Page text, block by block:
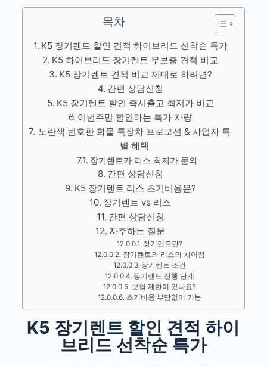
목차
K5 장기렌트 할인 견적 하이브리드 선착순 특가
K5 하이브리드 장기렌트 무보증 견적 비교
K5 장기렌트 견적 비교 제대로 하려면?
간편 상담신청
K5 장기렌트 할인 즉시출고 최저가 비교
이번주만 할인하는 특가 차량
노란색 번호판 화물 특장차 프로모션 & 사업자 특
별 혜택
장기렌트카 리스 최저가 문의
간편 상담신청
K5 장기렌트 리스 초기비용은?
장기렌트 vs 리스
간편 상담신청
자주하는 질문
장기렌트란?
장기렌트와 리스의 차이점
장기렌트 조건
장기렌트 진행 단계
보험 제한이 있나요?
초기비용 부담없이 가능
K5 장기렌트 할인 견적 하이
브리드 선착순 특가